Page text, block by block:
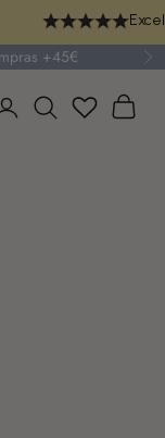
+45€
Iniciar sesión
Buscar